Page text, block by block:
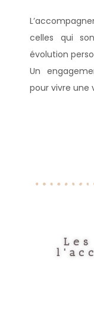
celles qui
évolution
Un
pour vivre une